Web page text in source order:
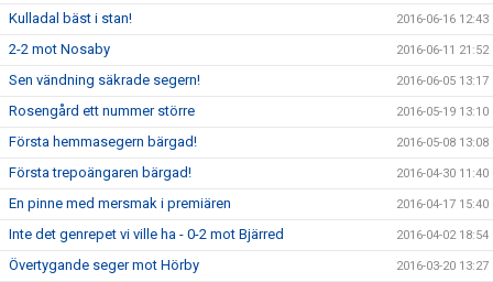
Kulladal bäst i stan! 2016-06-16 12:43
2-2 mot Nosaby 2016-06-11 21:52
Sen vändning säkrade segern! 2016-06-05 13:17
Rosengård ett nummer större 2016-05-19 13:10
Första hemmasegern bärgad! 2016-05-08 13:08
Första trepoängaren bärgad! 2016-04-30 11:40
En pinne med mersmak i premiären 2016-04-17 15:40
Inte det genrepet vi ville ha - 0-2 mot Bjärred 2016-04-02 18:54
Övertygande seger mot Hörby 2016-03-20 13:27